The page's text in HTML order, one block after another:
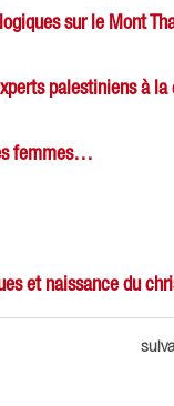
sur le Mont
palestiniens à
femmes…
et naissance du